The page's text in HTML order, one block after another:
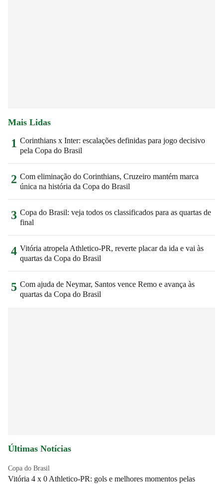
Mais Lidas
1 Corinthians x Inter: escalações definidas para jogo decisivo
pela Copa do Brasil
2 Com eliminação do Corinthians, Cruzeiro mantém marca
única na história da Copa do Brasil
3 Copa do Brasil: veja todos os classificados para as quartas de
final
4 Vitória atropela Athletico-PR, reverte placar da ida e vai às
quartas da Copa do Brasil
5 Com ajuda de Neymar, Santos vence Remo e avança às
quartas da Copa do Brasil
Últimas Notícias
Copa do Brasil
Vitória 4 x 0 Athletico-PR: gols e melhores momentos pelas